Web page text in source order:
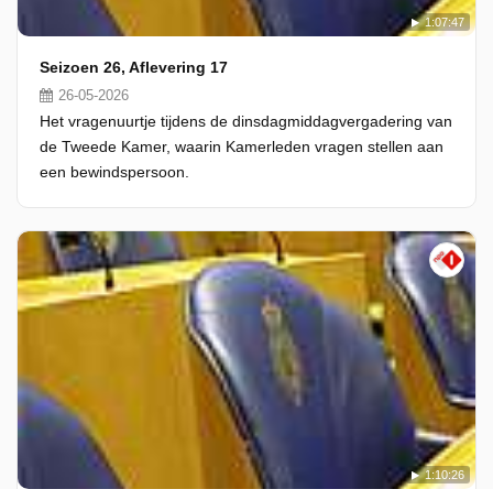
1:07:47
Seizoen 26, Aflevering 17
26-05-2026
Het vragenuurtje tijdens de dinsdagmiddagvergadering van
de Tweede Kamer, waarin Kamerleden vragen stellen aan
een bewindspersoon.
1:10:26